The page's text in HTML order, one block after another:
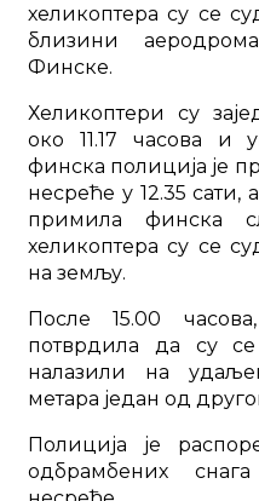
хеликоптера су се
близини
Финске.
Хеликоптери су
око 11.17 часова и
финска полиција је
несреће у 12.35 сати,
примила финска
хеликоптера су се
на земљу.
После 15.00
потврдила да су
налазили на
метара један од
Полиција је
одбрамбених